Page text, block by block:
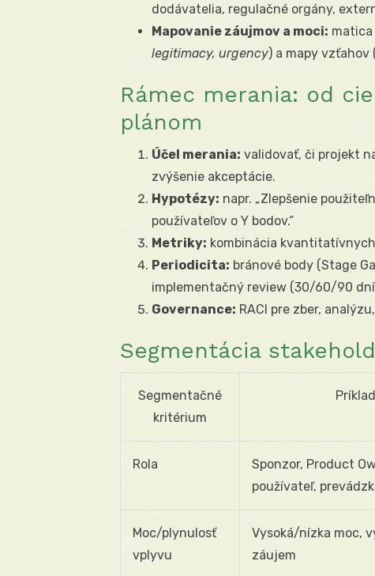
dodávatelia, regulačné orgány,
Mapovanie záujmov a moci: matica
legitimacy, urgency) a mapy
Rámec merania: od
plánom
Účel merania: validovať, či projekt
zvýšenie akceptácie.
Hypotézy: napr. „Zlepšenie
používateľov o Y bodov.“
Metriky: kombinácia
Periodicita: bránové body (Stage
implementačný review (30/60/90
Governance: RACI pre zber,
Segmentácia
Segmentačné
kritérium
Rola
Sponzor, Product
používateľ,
Moc/plynulosť
vplyvu
Vysoká/nízka moc,
záujem